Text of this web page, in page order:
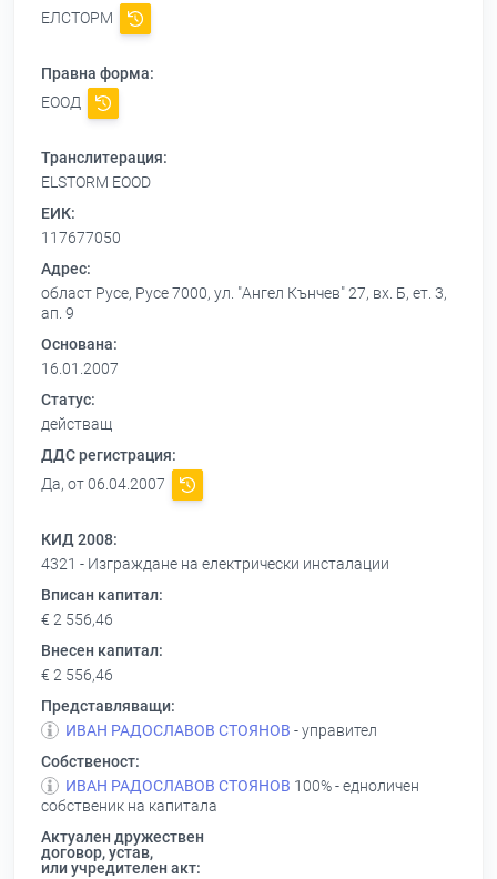
ЕЛСТОРМ
Правна форма:
ЕООД
Транслитерация:
ELSTORM EOOD
ЕИК:
117677050
Адрес:
област Русе, Русе 7000, ул. "Ангел Кънчев" 27, вх. Б, ет. 3,
ап. 9
Основана:
16.01.2007
Статус:
действащ
ДДС регистрация:
Да, от 06.04.2007
КИД 2008:
4321 - Изграждане на електрически инсталации
Вписан капитал:
€ 2 556,46
Внесен капитал:
€ 2 556,46
Представляващи:
ИВАН РАДОСЛАВОВ СТОЯНОВ - управител
Собственост:
ИВАН РАДОСЛАВОВ СТОЯНОВ 100% - едноличен
собственик на капитала
Актуален дружествен
договор, устав,
или учредителен акт: